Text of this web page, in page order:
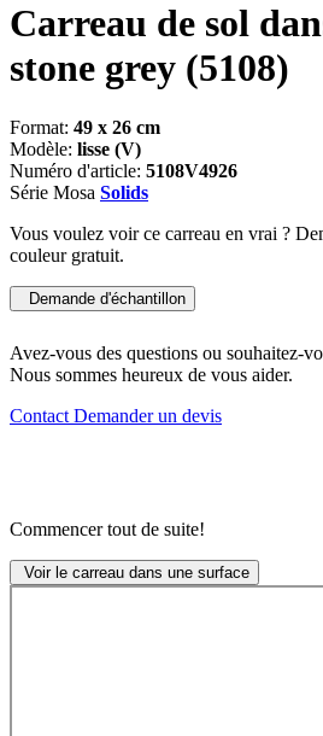
Carreau de sol
stone grey (5108)
Format: 49 x 26 cm
Modèle: lisse (V)
Numéro d'article: 5108V4926
Série Mosa Solids
Vous voulez voir ce carreau en vrai ?
couleur gratuit.
Demande d'échantillon
Avez-vous des questions ou souhaitez-
Nous sommes heureux de vous aider.
Contact Demander un devis
Commencer tout de suite!
Voir le carreau dans une surface